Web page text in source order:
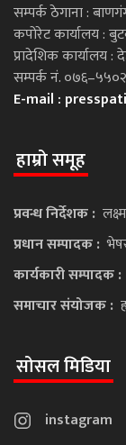
सम्पर्क ठेगाना :
कपोरेट कार्यालय :
प्रादेशिक कार्यालय :
सम्पर्क नं.
E-mail :
हाम्रो समूह
प्रवन्ध निर्देशक :
प्रधान सम्पादक :
कार्यकारी सम्पादक :
समाचार संयोजक :
सोसल मिडिया
instagram